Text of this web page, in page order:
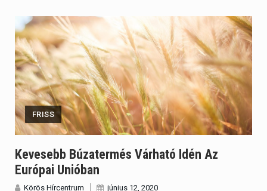
FRISS
Kevesebb Búzatermés Várható Idén Az
Európai Unióban
Körös Hírcentrum június 12, 2020